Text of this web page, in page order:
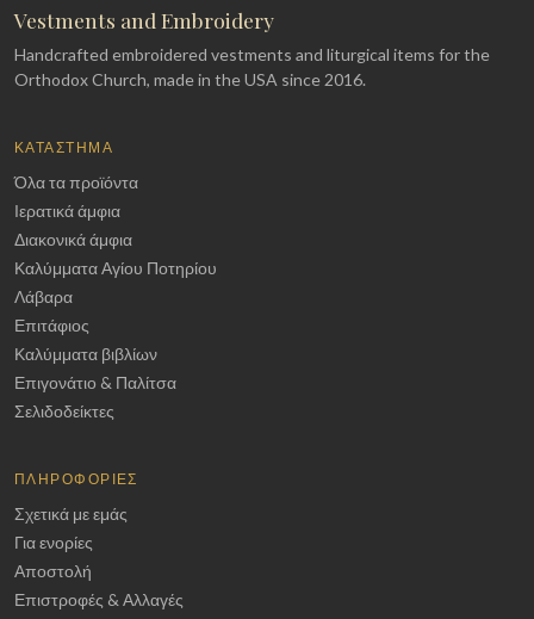
Vestments and Embroidery
Handcrafted embroidered vestments and liturgical items for the
Orthodox Church, made in the USA since 2016.
ΚΑΤΆΣΤΗΜΑ
Όλα τα προϊόντα
Ιερατικά άμφια
Διακονικά άμφια
Καλύμματα Αγίου Ποτηρίου
Λάβαρα
Επιτάφιος
Καλύμματα βιβλίων
Επιγονάτιο & Παλίτσα
Σελιδοδείκτες
ΠΛΗΡΟΦΟΡΊΕΣ
Σχετικά με εμάς
Για ενορίες
Αποστολή
Επιστροφές & Αλλαγές